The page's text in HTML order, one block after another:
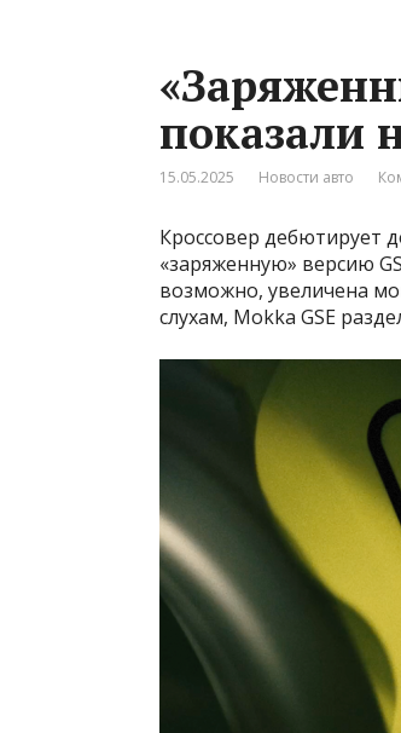
показали
15.05.2025 Новости авто
Кроссовер дебютирует
«заряженную» версию
возможно, увеличена
слухам, Mokka GSE